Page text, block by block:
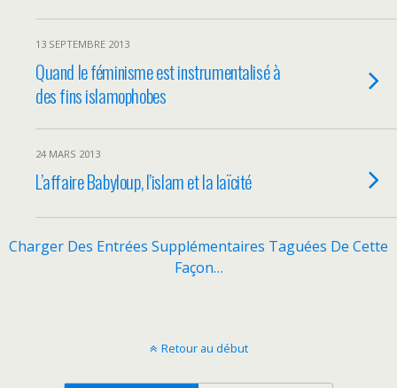
13 SEPTEMBRE 2013
Quand le féminisme est instrumentalisé à
des fins islamophobes
24 MARS 2013
L’affaire Babyloup, l’islam et la laïcité
Charger Des Entrées Supplémentaires Taguées De Cette
Façon…
Retour au début